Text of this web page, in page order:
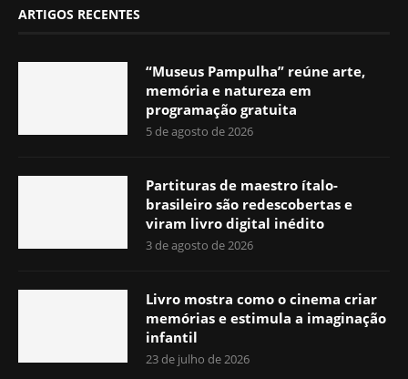
ARTIGOS RECENTES
“Museus Pampulha” reúne arte,
memória e natureza em
programação gratuita
5 de agosto de 2026
Partituras de maestro ítalo-
brasileiro são redescobertas e
viram livro digital inédito
3 de agosto de 2026
Livro mostra como o cinema criar
memórias e estimula a imaginação
infantil
23 de julho de 2026